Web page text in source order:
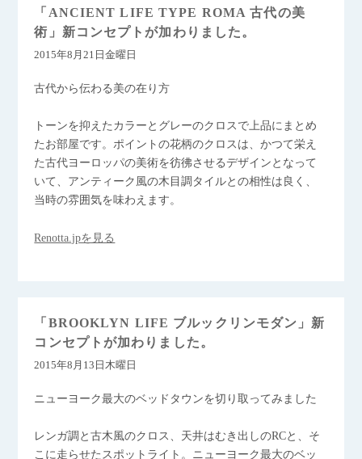
「ANCIENT LIFE TYPE ROMA 古代の美
術」新コンセプトが加わりました。
2015年8月21日金曜日
古代から伝わる美の在り方
トーンを抑えたカラーとグレーのクロスで上品にまとめ
たお部屋です。ポイントの花柄のクロスは、かつて栄え
た古代ヨーロッパの美術を彷彿させるデザインとなって
いて、アンティーク風の木目調タイルとの相性は良く、
当時の雰囲気を味わえます。
Renotta.jpを見る
「BROOKLYN LIFE ブルックリンモダン」新
コンセプトが加わりました。
2015年8月13日木曜日
ニューヨーク最大のベッドタウンを切り取ってみました
レンガ調と古木風のクロス、天井はむき出しのRCと、そ
こに走らせたスポットライト。ニューヨーク最大のベッ